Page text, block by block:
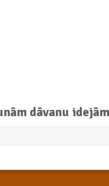
dāvanu